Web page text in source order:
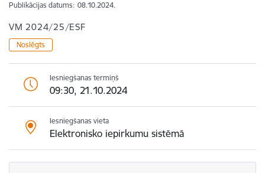
Publikācijas datums: 08.10.2024.
VM 2024/25/ESF
Noslēgts
Iesniegšanas termiņš
09:30, 21.10.2024
Iesniegšanas vieta
Elektronisko iepirkumu sistēmā